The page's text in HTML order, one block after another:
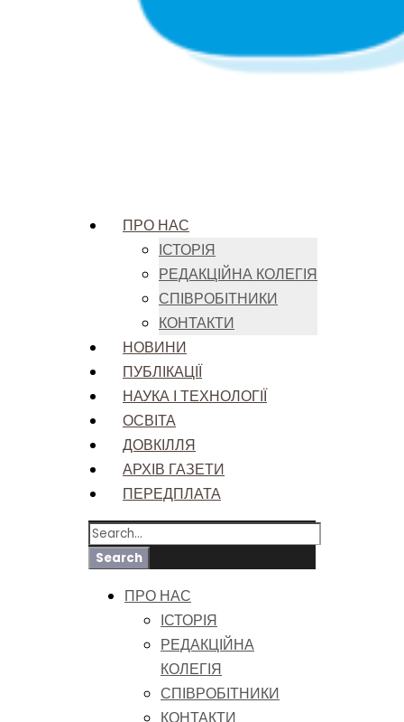
ПРО НАС
ІСТОРІЯ
РЕДАКЦІЙНА КОЛЕГІЯ
СПІВРОБІТНИКИ
КОНТАКТИ
НОВИНИ
ПУБЛІКАЦІЇ
НАУКА І ТЕХНОЛОГІЇ
ОСВІТА
ДОВКІЛЛЯ
АРХІВ ГАЗЕТИ
ПЕРЕДПЛАТА
ПРО НАС
ІСТОРІЯ
РЕДАКЦІЙНА
КОЛЕГІЯ
СПІВРОБІТНИКИ